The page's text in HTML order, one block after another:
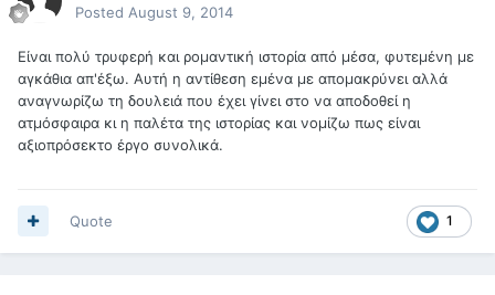
Posted August 9, 2014
Είναι πολύ τρυφερή και ρομαντική ιστορία από μέσα, φυτεμένη με
αγκάθια απ'έξω. Αυτή η αντίθεση εμένα με απομακρύνει αλλά
αναγνωρίζω τη δουλειά που έχει γίνει στο να αποδοθεί η
ατμόσφαιρα κι η παλέτα της ιστορίας και νομίζω πως είναι
αξιοπρόσεκτο έργο συνολικά.
1
Quote